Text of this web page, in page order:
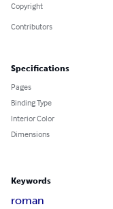
Copyright
Contributors
Specifications
Pages
Binding Type
Interior Color
Dimensions
Keywords
roman